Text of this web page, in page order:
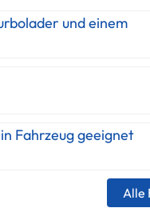
und einem
Fahrzeug geeignet
Alle